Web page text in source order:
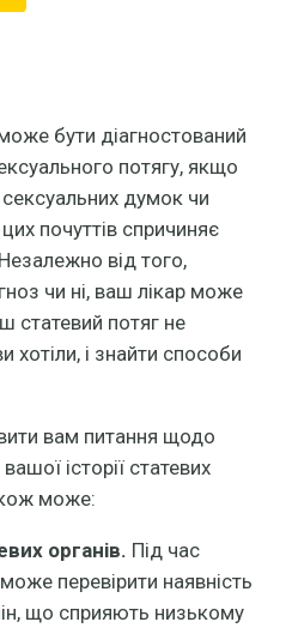
бути діагностований
потягу, якщо
думок чи
почуттів спричиняє
від того,
чи ні, ваш лікар може
статевий потяг не
хотіли, і знайти способи
вам питання щодо
історії статевих
може:
органів. Під час
перевірити наявність
що сприяють низькому